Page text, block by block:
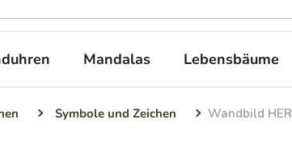
Mandalas Lebensbäume
Symbole und Zeichen Wandbild